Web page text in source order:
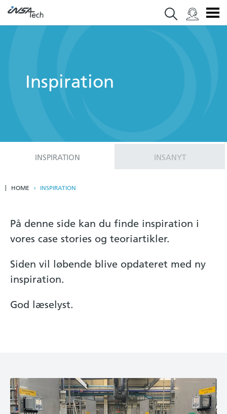
Inspiration
INSPIRATION INSANYT
HOME INSPIRATION
På denne side kan du finde inspiration i
vores case stories og teoriartikler.
Siden vil løbende blive opdateret med ny
inspiration.
God læselyst.